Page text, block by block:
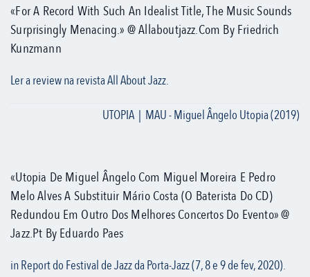
«For A Record With Such An Idealist Title, The Music Sounds
Surprisingly Menacing.» @ Allaboutjazz.com By Friedrich
Kunzmann
Ler a review na revista All About Jazz.
UTOPIA | MAU - Miguel Ângelo Utopia (2019)
«Utopia De Miguel Ângelo Com Miguel Moreira E Pedro
Melo Alves A Substituir Mário Costa (o Baterista Do CD)
Redundou Em Outro Dos Melhores Concertos Do Evento» @
Jazz.pt By Eduardo Paes
in Report do Festival de Jazz da Porta-Jazz (7, 8 e 9 de fev, 2020).